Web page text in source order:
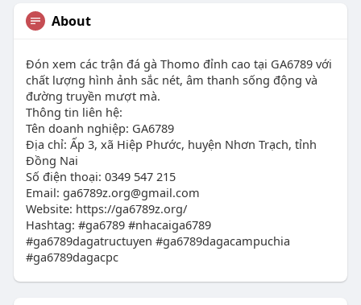
About
Đón xem các trận đá gà Thomo đỉnh cao tại GA6789 với
chất lượng hình ảnh sắc nét, âm thanh sống động và
đường truyền mượt mà.
Thông tin liên hệ:
Tên doanh nghiệp: GA6789
Địa chỉ: Ấp 3, xã Hiệp Phước, huyện Nhơn Trạch, tỉnh
Đồng Nai
Số điện thoại: 0349 547 215
Email: ga6789z.org@gmail.com
Website: https://ga6789z.org/
Hashtag: #ga6789 #nhacaiga6789
#ga6789dagatructuyen #ga6789dagacampuchia
#ga6789dagacpc